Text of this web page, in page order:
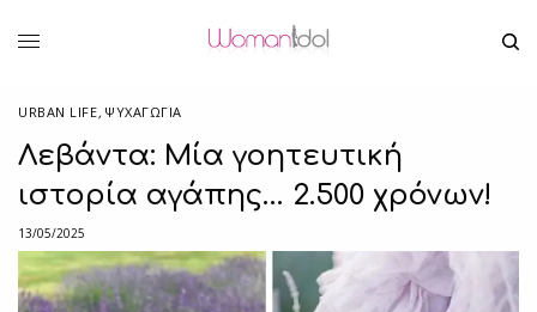
URBAN LIFE, ΨΥΧΑΓΩΓΙΑ
Λεβάντα: Μία γοητευτική
ιστορία αγάπης… 2.500 χρόνων!
13/05/2025